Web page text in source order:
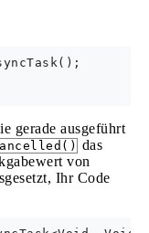
gerade ausgeführt
das
von
Ihr Code